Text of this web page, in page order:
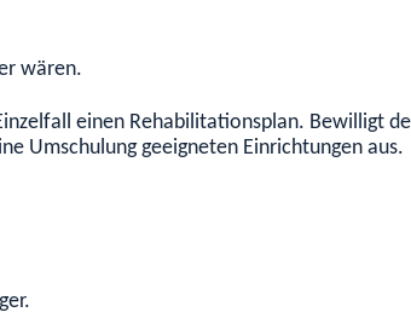
wären.
einen Rehabilitationsplan. Bewilligt
Umschulung geeigneten Einrichtungen aus.